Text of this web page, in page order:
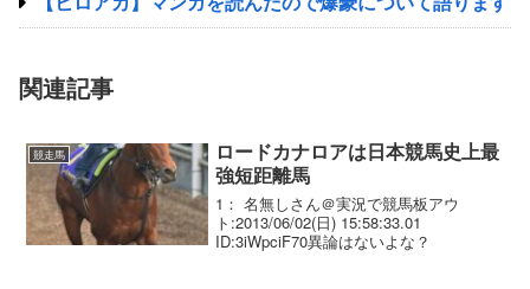
関連記事
競走馬
ロードカナロアは日本競馬史上最
強短距離馬
1： 名無しさん＠実況で競馬板アウ
ト:2013/06/02(日) 15:58:33.01
ID:3iWpciF70異論はないよな？